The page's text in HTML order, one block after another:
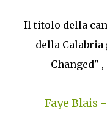
Il titolo della
della
Changed"
Faye Blais